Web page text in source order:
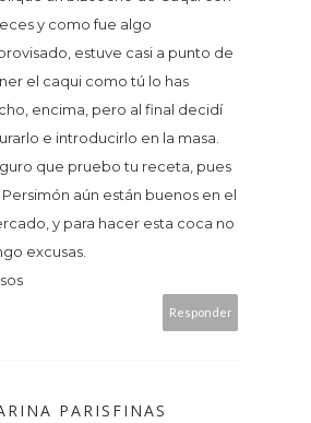
y como fue algo
estuve casi a punto de
el caqui como tú lo has
encima, pero al final decidí
e introducirlo en la masa.
que pruebo tu receta, pues
Persimón aún están buenos en el
y para hacer esta coca no
excusas.
Responder
PARISFINAS